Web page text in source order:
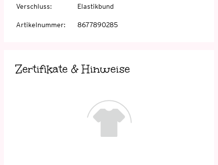
Verschluss: Elastikbund
Artikelnummer: 8677890285
Zertifikate & Hinweise